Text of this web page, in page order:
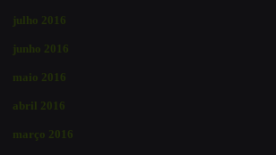
julho 2016
junho 2016
maio 2016
abril 2016
março 2016